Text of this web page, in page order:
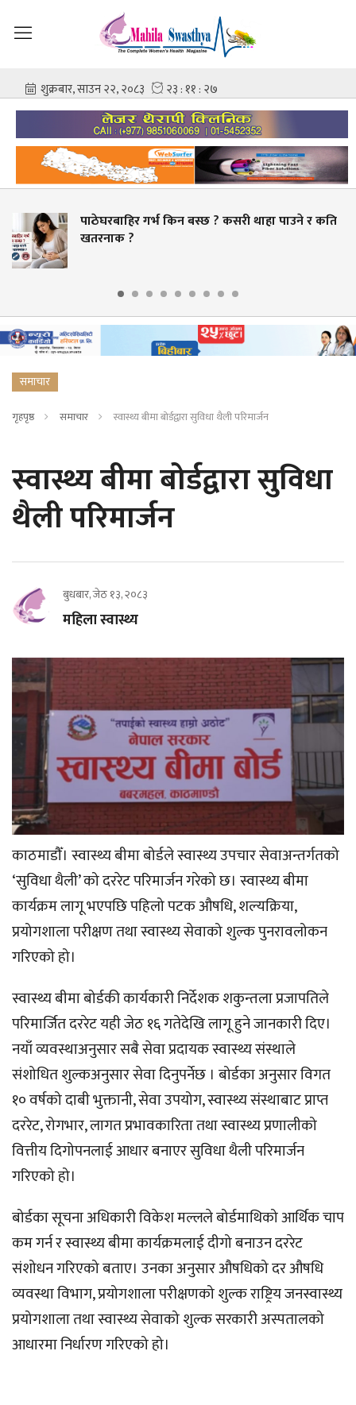
गर्भ किन बस्छ ? कसरी थाहा पाउने र कति
?
समाचार
गृहपृष्ठ समाचार स्वास्थ्य बीमा बोर्डद्वारा सुविधा थैली परिमार्जन
स्वास्थ्य बीमा बोर्डद्वारा सुविधा
थैली परिमार्जन
बुधबार, जेठ १३, २०८३
महिला स्वास्थ्य
काठमाडौँ। स्वास्थ्य बीमा बोर्डले स्वास्थ्य उपचार सेवाअन्तर्गतको
‘सुविधा थैली’ को दररेट परिमार्जन गरेको छ। स्वास्थ्य बीमा
कार्यक्रम लागू भएपछि पहिलो पटक औषधि, शल्यक्रिया,
प्रयोगशाला परीक्षण तथा स्वास्थ्य सेवाको शुल्क पुनरावलोकन
गरिएको हो।
स्वास्थ्य बीमा बोर्डकी कार्यकारी निर्देशक शकुन्तला प्रजापतिले
परिमार्जित दररेट यही जेठ १६ गतेदेखि लागू हुने जानकारी दिए।
नयाँ व्यवस्थाअनुसार सबै सेवा प्रदायक स्वास्थ्य संस्थाले
संशोधित शुल्कअनुसार सेवा दिनुपर्नेछ । बोर्डका अनुसार विगत
१० वर्षको दाबी भुक्तानी, सेवा उपयोग, स्वास्थ्य संस्थाबाट प्राप्त
दररेट, रोगभार, लागत प्रभावकारिता तथा स्वास्थ्य प्रणालीको
वित्तीय दिगोपनलाई आधार बनाएर सुविधा थैली परिमार्जन
गरिएको हो।
बोर्डका सूचना अधिकारी विकेश मल्लले बोर्डमाथिको आर्थिक चाप
कम गर्न र स्वास्थ्य बीमा कार्यक्रमलाई दीगो बनाउन दररेट
संशोधन गरिएको बताए। उनका अनुसार औषधिको दर औषधि
व्यवस्था विभाग, प्रयोगशाला परीक्षणको शुल्क राष्ट्रिय जनस्वास्थ्य
प्रयोगशाला तथा स्वास्थ्य सेवाको शुल्क सरकारी अस्पतालको
आधारमा निर्धारण गरिएको हो।